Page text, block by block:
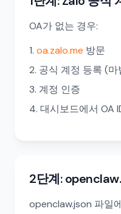
OA가 없는 경우:
oa.zalo.me 방문
공식 계정 등록 (
계정 인증
대시보드에서 OA
2단계:
openclaw.json 파일